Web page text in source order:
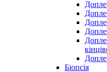
Біопсія